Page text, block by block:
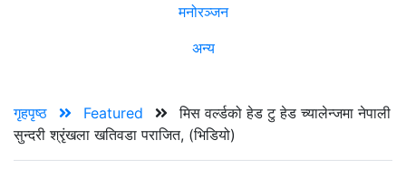
मनोरञ्जन
अन्य
गृहपृष्ठ Featured
मिस वर्ल्डको हेड टु हेड च्यालेन्जमा नेपाली
सुन्दरी श्रृंखला खतिवडा पराजित, (भिडियो)